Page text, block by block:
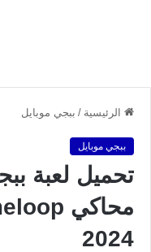
الرئيسية / ببجي موبايل
ببجي موبايل
تحميل لعبة
2024